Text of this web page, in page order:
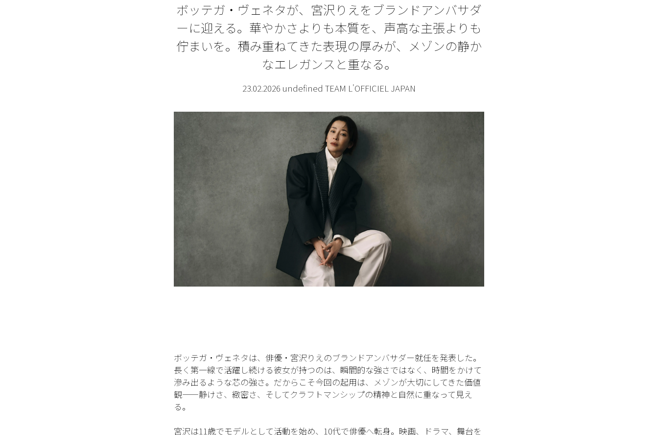
ボッテガ・ヴェネタが、宮沢りえをブランドアンバサダ
ーに迎える。華やかさよりも本質を、声高な主張よりも
佇まいを。積み重ねてきた表現の厚みが、メゾンの静か
なエレガンスと重なる。
23.02.2026 undefined TEAM L'OFFICIEL JAPAN
ボッテガ・ヴェネタは、俳優・宮沢りえのブランドアンバサダー就任を発表した。
長く第一線で活躍し続ける彼女が持つのは、瞬間的な強さではなく、時間をかけて
滲み出るような芯の強さ。だからこそ今回の起用は、メゾンが大切にしてきた価値
観——静けさ、緻密さ、そしてクラフトマンシップの精神と自然に重なって見え
る。
宮沢は11歳でモデルとして活動を始め、10代で俳優へ転身。映画、ドラマ、舞台を